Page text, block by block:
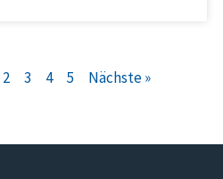
2 3 4 5 Nächste »